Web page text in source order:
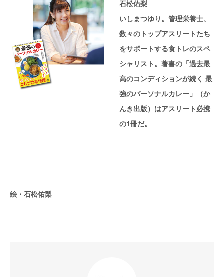
石松佑梨
いしまつゆり。管理栄養士、
数々のトップアスリートたち
をサポートする食トレのスペ
シャリスト。著書の「過去最
高のコンディションが続く 最
強のパーソナルカレー」（か
んき出版）はアスリート必携
の1冊だ。
絵・石松佑梨